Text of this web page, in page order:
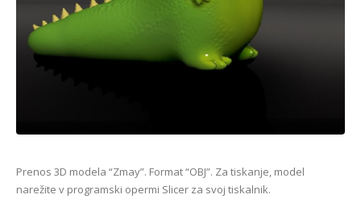
Prenos 3D modela “Zmay”. Format “OBJ”. Za tiskanje, model
narežite v programski opermi Slicer za svoj tiskalnik.